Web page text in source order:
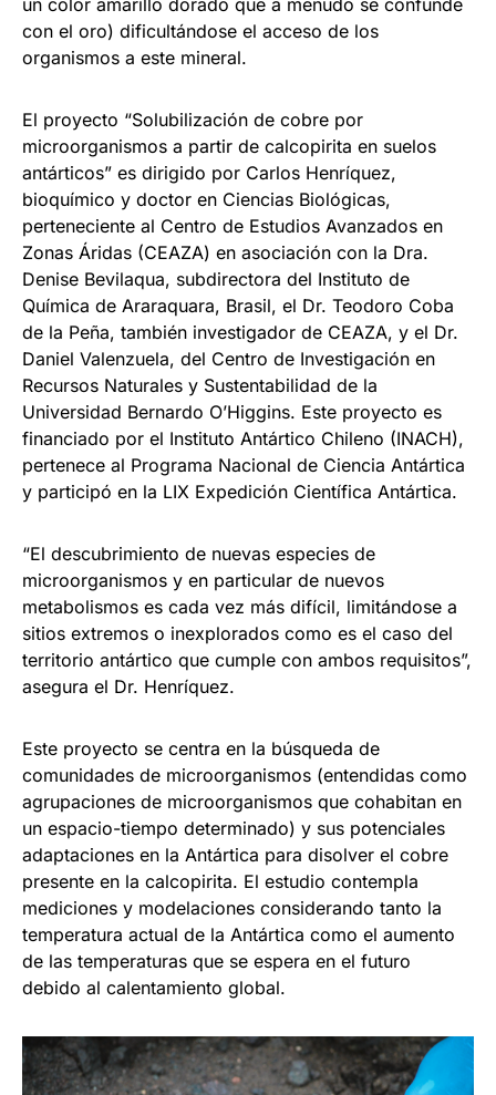
un color amarillo dorado que a menudo se confunde
con el oro) dificultándose el acceso de los
organismos a este mineral.
El proyecto “Solubilización de cobre por
microorganismos a partir de calcopirita en suelos
antárticos” es dirigido por Carlos Henríquez,
bioquímico y doctor en Ciencias Biológicas,
perteneciente al Centro de Estudios Avanzados en
Zonas Áridas (CEAZA) en asociación con la Dra.
Denise Bevilaqua, subdirectora del Instituto de
Química de Araraquara, Brasil, el Dr. Teodoro Coba
de la Peña, también investigador de CEAZA, y el Dr.
Daniel Valenzuela, del Centro de Investigación en
Recursos Naturales y Sustentabilidad de la
Universidad Bernardo O’Higgins. Este proyecto es
financiado por el Instituto Antártico Chileno (INACH),
pertenece al Programa Nacional de Ciencia Antártica
y participó en la LIX Expedición Científica Antártica.
“El descubrimiento de nuevas especies de
microorganismos y en particular de nuevos
metabolismos es cada vez más difícil, limitándose a
sitios extremos o inexplorados como es el caso del
territorio antártico que cumple con ambos requisitos”,
asegura el Dr. Henríquez.
Este proyecto se centra en la búsqueda de
comunidades de microorganismos (entendidas como
agrupaciones de microorganismos que cohabitan en
un espacio-tiempo determinado) y sus potenciales
adaptaciones en la Antártica para disolver el cobre
presente en la calcopirita. El estudio contempla
mediciones y modelaciones considerando tanto la
temperatura actual de la Antártica como el aumento
de las temperaturas que se espera en el futuro
debido al calentamiento global.